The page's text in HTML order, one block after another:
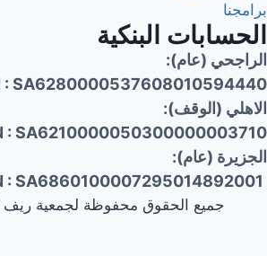
برامجنا
الحسابات البنكية
الراجحي (عام):
: SA6280000537608010594440
الاهلي (الوقف):
: SA6210000050300000003710
الجزيرة (عام):
جميع الحقوق محفوظة لجمعية ريف 2022 - 2030